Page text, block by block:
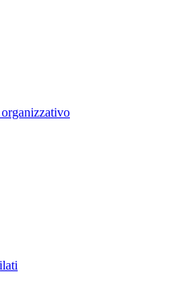
organizzativo